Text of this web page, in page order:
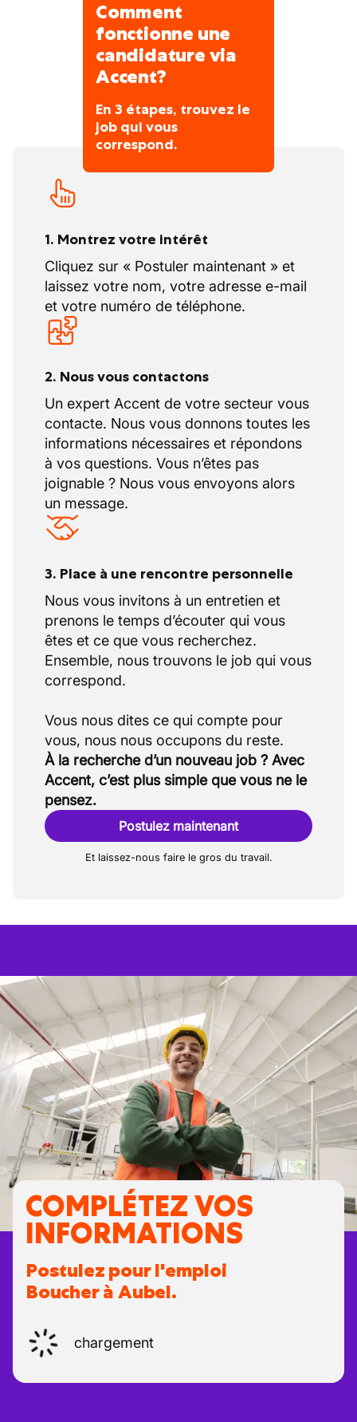
Comment
fonctionne une
candidature via
Accent?
En 3 étapes, trouvez le
job qui vous
correspond.
1. Montrez votre intérêt
Cliquez sur « Postuler maintenant » et
laissez votre nom, votre adresse e-mail
et votre numéro de téléphone.
2. Nous vous contactons
Un expert Accent de votre secteur vous
contacte. Nous vous donnons toutes les
informations nécessaires et répondons
à vos questions. Vous n’êtes pas
joignable ? Nous vous envoyons alors
un message.
3. Place à une rencontre personnelle
Nous vous invitons à un entretien et
prenons le temps d’écouter qui vous
êtes et ce que vous recherchez.
Ensemble, nous trouvons le job qui vous
correspond.
Vous nous dites ce qui compte pour
À la recherche d’un nouveau job ? Avec
Accent, c’est plus simple que vous ne le
pensez.
Postulez maintenant
Et laissez-nous faire le gros du travail.
COMPLÉTEZ VOS
INFORMATIONS
Postulez pour l'emploi
Boucher à Aubel.
chargement